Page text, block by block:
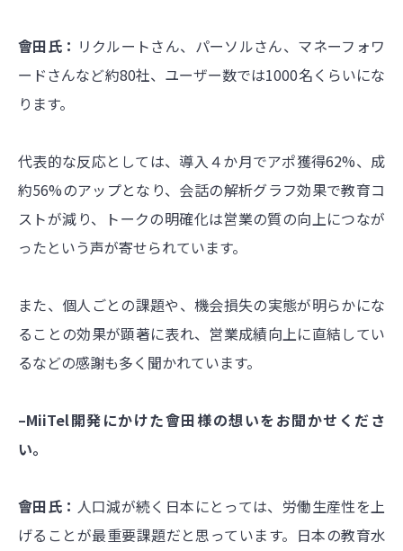
會田氏： リクルートさん、パーソルさん、マネーフォワ
ードさんなど約80社、ユーザー数では1000名くらいにな
ります。
代表的な反応としては、導入４か月でアポ獲得62%、成
約56%のアップとなり、会話の解析グラフ効果で教育コ
ストが減り、トークの明確化は営業の質の向上につなが
ったという声が寄せられています。
また、個人ごとの課題や、機会損失の実態が明らかにな
ることの効果が顕著に表れ、営業成績向上に直結してい
るなどの感謝も多く聞かれています。
–MiiTel開発にかけた會田様の想いをお聞かせくださ
い。
會田氏： 人口減が続く日本にとっては、労働生産性を上
げることが最重要課題だと思っています。日本の教育水